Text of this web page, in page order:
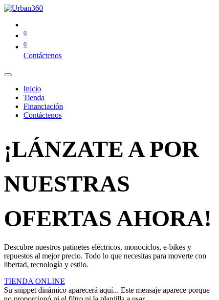
0
0
Contáctenos
Inicio
Tienda
Financiación
Contáctenos
¡LÁNZATE A POR
NUESTRAS
OFERTAS AHORA!
Descubre nuestros patinetes eléctricos, monociclos, e-bikes y
repuestos al mejor precio. Todo lo que necesitas para moverte con
libertad, tecnología y estilo.
TIENDA ONLINE
Su snippet dinámico aparecerá aquí... Este mensaje aparece porque